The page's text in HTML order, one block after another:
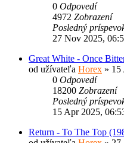
0 Odpovedí
4972 Zobrazení
Posledný
27 Nov 2025,
Great White - Once
od užívateľa Horex » 15
0 Odpovedí
18200 Zobrazení
Posledný
15 Apr 2025,
Return - To The Top